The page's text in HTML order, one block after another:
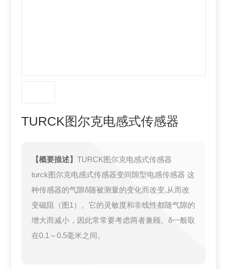
TURCK图尔克电感式传感器
【概要描述】TURCK图尔克电感式传感器
turck图尔克电感式传感器变间隙型电感传感器 这
种传感器的气隙δ随被测量的变化而改变,从而改
变磁阻（图1）。它的灵敏度和非线性都随气隙的
增大而减小，因此常常要考虑两者兼顾。δ一般取
在0.1～0.5毫米之间。